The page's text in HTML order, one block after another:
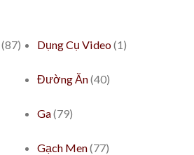
(87) Dụng Cụ Video(1)
Đường Ăn(40)
Ga(79)
Gạch Men(77)